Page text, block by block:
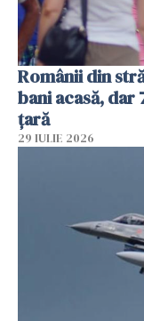
Românii din
bani acasă, dar
țară
29 IULIE 2026